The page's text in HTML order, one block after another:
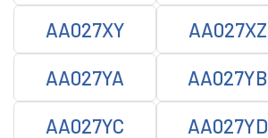
AA027XY AA027XZ
AA027YA AA027YB
AA027YC AA027YD